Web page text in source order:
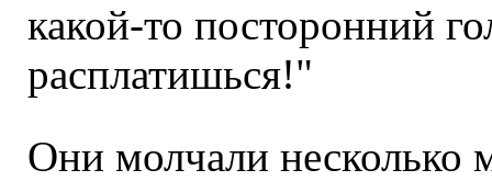
какой-то посторонний
расплатишься!"
Они молчали несколько